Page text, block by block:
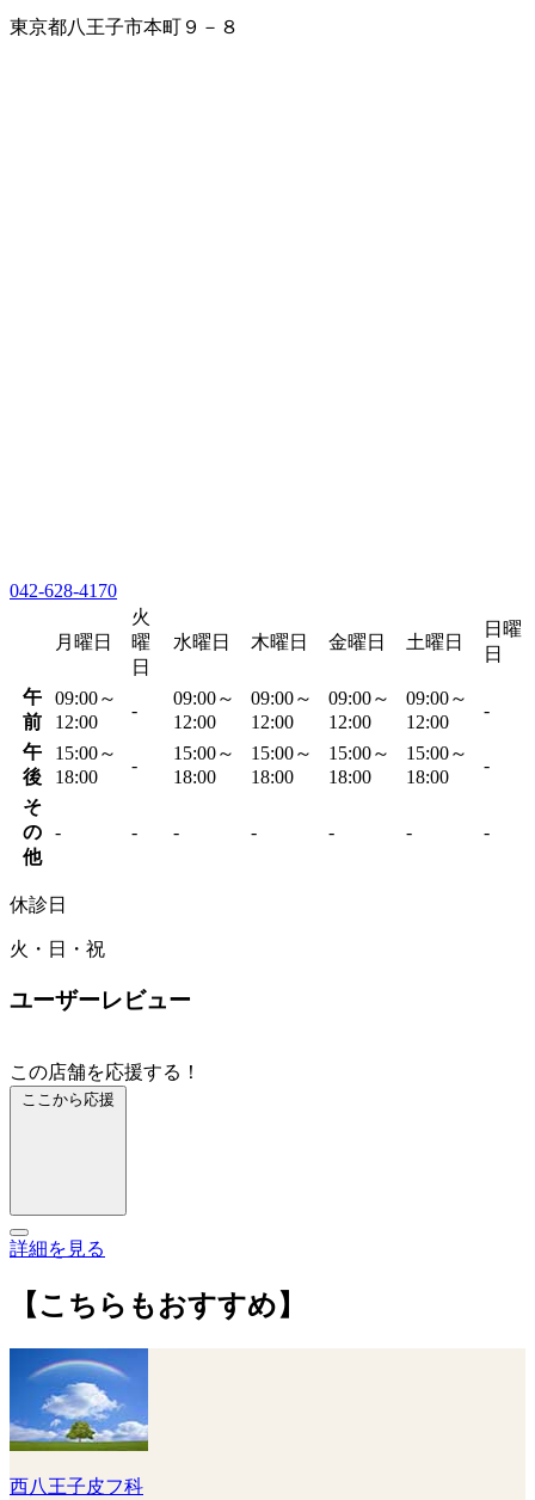
東京都八王子市本町９－８
042-628-4170
月曜日
火
曜
日
水曜日 木曜日 金曜日 土曜日
日曜
日
午
前
09:00～
12:00
-
09:00～
12:00
09:00～
12:00
09:00～
12:00
09:00～
12:00
-
午
後
15:00～
18:00
-
15:00～
18:00
15:00～
18:00
15:00～
18:00
15:00～
18:00
-
そ
の
他
- - - - - - -
休診日
火・日・祝
ユーザーレビュー
この店舗を応援する！
ここから応援
詳細を見る
【こちらもおすすめ】
西八王子皮フ科